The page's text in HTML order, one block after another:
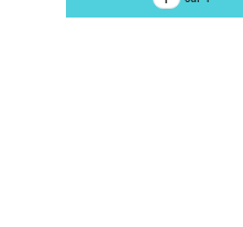
Type de notice d'autorité